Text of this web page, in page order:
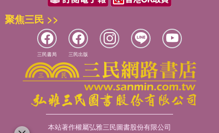
聚焦三民 >>
三民書局 三民出版
本站著作權屬弘雅三民圖書股份有限公司